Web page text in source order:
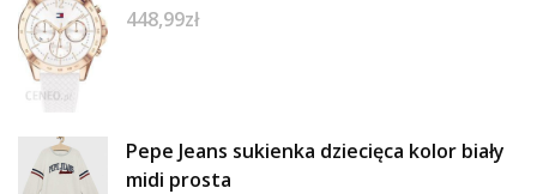
448,99zł
Pepe Jeans sukienka dziecięca kolor biały
midi prosta